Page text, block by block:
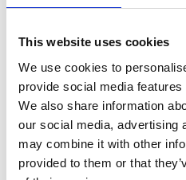
This website uses cookies
We use cookies to
provide social media
We also share information
our social media, advertising
may combine it with other
provided to them or that
PĘDZLE DO